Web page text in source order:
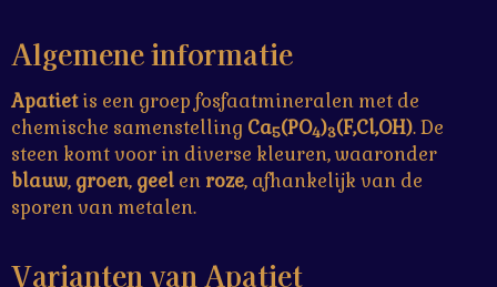
Algemene informatie
Apatietis een groep fosfaatmineralen met de
chemische samenstelling Ca5(PO4)3(F,Cl,OH). De
steen komt voor in diverse kleuren, waaronder
blauw, groen, geel en roze, afhankelijk van de
sporen van metalen.
Varianten van Apatiet